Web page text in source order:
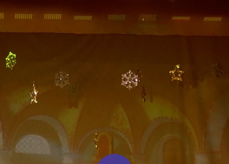
Миллеровское ТЕЛЕВИДЕНИЕ
Новогодний праздник для детей
участников СВО в РДК
Миллеровское ТВ